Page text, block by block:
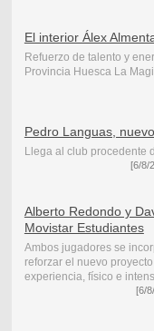
El interior Álex
Refuerzo de talento y
Provincia Huesca La
Pedro Languas,
Llega al club procedente
[6/8/
Alberto Redondo y
Movistar Estudiantes
Ambos jugadores se
reforzar el nuevo
experiencia, físico e
[6/